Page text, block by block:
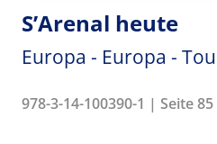
S’Arenal heute
Europa - Europa -
978-3-14-100390-1 | Seite